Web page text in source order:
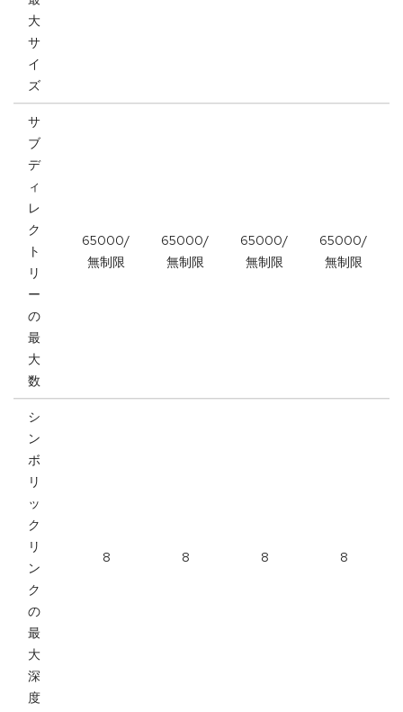
大
サ
イ
ズ
サ
ブ
デ
ィ
レ
ク
ト
リ
ー
の
最
大
数
65000/
無制限
65000/
無制限
65000/
無制限
65000/
無制限
シ
ン
ボ
リ
ッ
ク
リ
ン
ク
の
最
大
深
度
8 8 8 8